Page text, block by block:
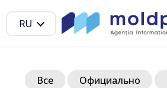
RU
Все Официально